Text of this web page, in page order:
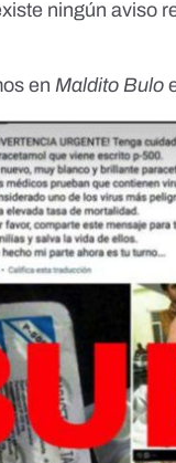
ningún aviso
enMaldito Bulo